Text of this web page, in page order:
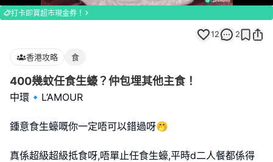
100.00%
打卡即賞超市現金券！
12 2
香港攻略 食
400幾蚊任食生蠔？仲包埋其他主食！
中環🔹L’AMOUR
鍾意食生蠔嘅你一定唔可以錯過呀🤭
真係超級超級抵食呀,唔單止任食生蠔,平時d二人餐都係得